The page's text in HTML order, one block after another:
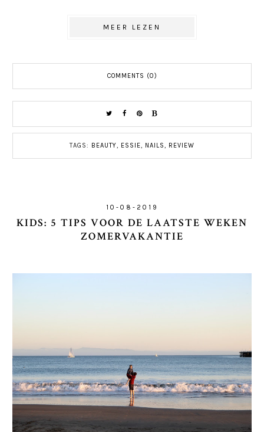
MEER LEZEN
COMMENTS (0)
TAGS: BEAUTY, ESSIE, NAILS, REVIEW
10-08-2019
KIDS: 5 TIPS VOOR DE LAATSTE WEKEN
ZOMERVAKANTIE